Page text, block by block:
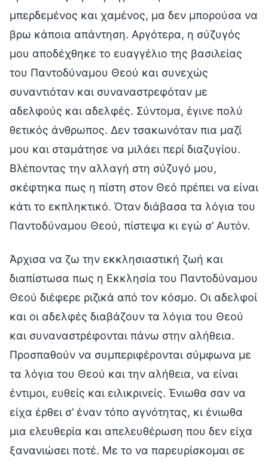
μπερδεμένος και χαμένος, μα δεν μπορούσα να
βρω κάποια απάντηση. Αργότερα, η σύζυγός
μου αποδέχθηκε το ευαγγέλιο της βασιλείας
του Παντοδύναμου Θεού και συνεχώς
συναντιόταν και συναναστρεφόταν με
αδελφούς και αδελφές. Σύντομα, έγινε πολύ
θετικός άνθρωπος. Δεν τσακωνόταν πια μαζί
μου και σταμάτησε να μιλάει περί διαζυγίου.
Βλέποντας την αλλαγή στη σύζυγό μου,
σκέφτηκα πως η πίστη στον Θεό πρέπει να είναι
κάτι το εκπληκτικό. Όταν διάβασα τα λόγια του
Παντοδύναμου Θεού, πίστεψα κι εγώ σ’ Αυτόν.
Άρχισα να ζω την εκκλησιαστική ζωή και
διαπίστωσα πως η Εκκλησία του Παντοδύναμου
Θεού διέφερε ριζικά από τον κόσμο. Οι αδελφοί
και οι αδελφές διαβάζουν τα λόγια του Θεού
και συναναστρέφονται πάνω στην αλήθεια.
Προσπαθούν να συμπεριφέρονται σύμφωνα με
τα λόγια του Θεού και την αλήθεια, να είναι
έντιμοι, ευθείς και ειλικρινείς. Ένιωθα σαν να
είχα έρθει σ’ έναν τόπο αγνότητας, κι ένιωθα
μια ελευθερία και απελευθέρωση που δεν είχα
ξανανιώσει ποτέ. Με το να παρευρίσκομαι σε